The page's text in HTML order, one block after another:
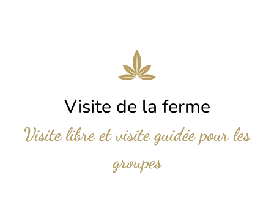
Visite de la ferme
Visite libre et visite guidée pour les
groupes